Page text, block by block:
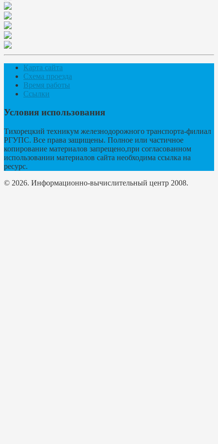
Карта сайта
Схема проезда
Время работы
Ссылки
Условия использования
Тихорецкий техникум железнодорожного транспорта-филиал
РГУПС. Все права защищены. Полное или частичное
копирование материалов запрещено,при согласованном
использовании материалов сайта необходима ссылка на
ресурс.
© 2026. Информационно-вычислительный центр 2008.